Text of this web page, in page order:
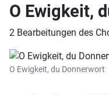
O Ewigkeit,
2 Bearbeitungen des
O Ewigkeit, du Donnerwort